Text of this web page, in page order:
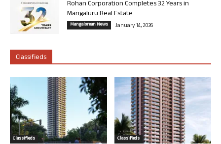
Rohan Corporation Completes 32 Years in
Mangaluru Real Estate
Mangalorean News January 14, 2026
Classifieds
Classifieds Classifieds